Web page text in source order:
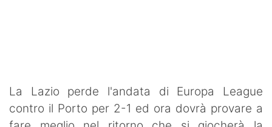
La Lazio perde l'andata di Europa League
contro il Porto per 2-1 ed ora dovrà provare a